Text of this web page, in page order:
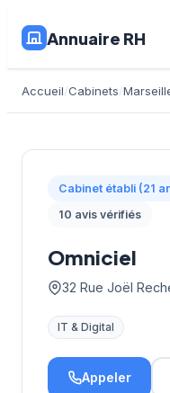
Annuaire RH
Accueil Cabinets
Cabinet établi (21
10 avis vérifiés
Omniciel
32 Rue Joël
IT & Digital
Appeler